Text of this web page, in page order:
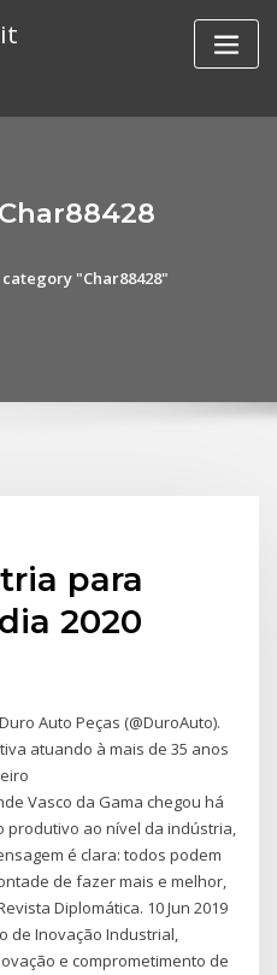
"Char88428"
para
2020
Auto Peças (@DuroAuto).
atuando à mais de 35 anos
Vasco da Gama chegou há
produtivo ao nível da indústria,
é clara: todos podem
de fazer mais e melhor,
Diplomática. 10 Jun 2019
de Inovação Industrial,
e comprometimento de